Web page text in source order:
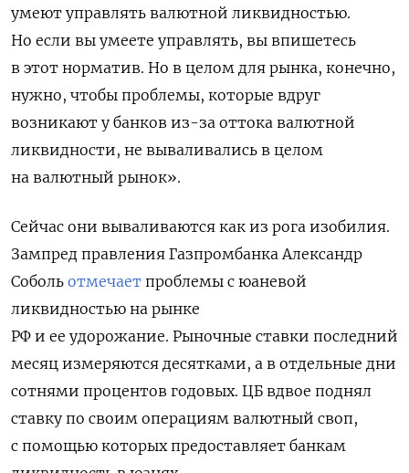
умеют управлять валютной ликвидностью.
Но если вы умеете управлять, вы впишетесь
в этот норматив. Но в целом для рынка, конечно,
нужно, чтобы проблемы, которые вдруг
возникают у банков из-за оттока валютной
ликвидности, не вываливались в целом
на валютный рынок».
Сейчас они вываливаются как из рога изобилия.
Зампред правления Газпромбанка Александр
Соболь отмечает проблемы с юаневой
ликвидностью на рынке
РФ и ее удорожание. Рыночные ставки последний
месяц измеряются десятками, а в отдельные дни
сотнями процентов годовых. ЦБ вдвое поднял
ставку по своим операциям валютный своп,
с помощью которых предоставляет банкам